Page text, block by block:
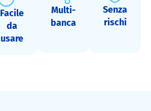
Facile
da
usare
Multi-
banca
Senza
rischi